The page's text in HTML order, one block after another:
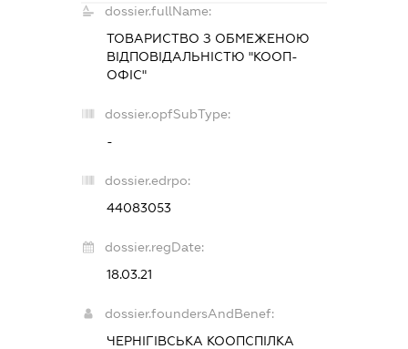
dossier.fullName:
ТОВАРИСТВО З ОБМЕЖЕНОЮ
ВІДПОВІДАЛЬНІСТЮ "КООП-
ОФІС"
dossier.opfSubType:
-
dossier.edrpo:
44083053
dossier.regDate:
18.03.21
dossier.foundersAndBenef:
ЧЕРНІГІВСЬКА КООПСПІЛКА